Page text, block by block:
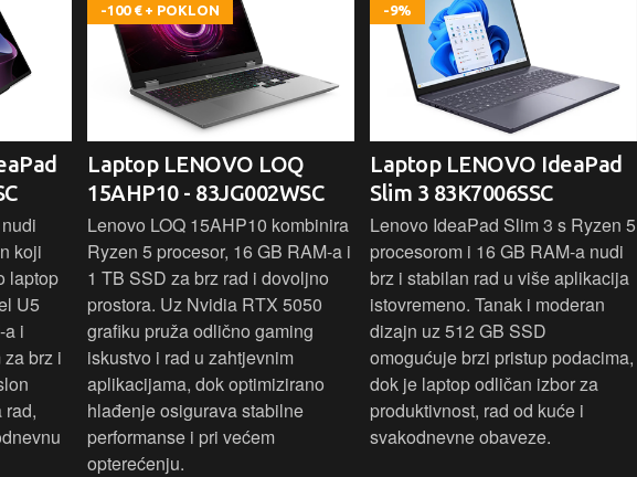
koji
laptop
U5
a i
za brz i
rad,
-100 € + POKLON
Laptop LENOVO LOQ
15AHP10 - 83JG002WSC
Lenovo LOQ 15AHP10 kombinira
Ryzen 5 procesor, 16 GB RAM-a i
1 TB SSD za brz rad i dovoljno
prostora. Uz Nvidia RTX 5050
grafiku pruža odlično gaming
iskustvo i rad u zahtjevnim
aplikacijama, dok optimizirano
hlađenje osigurava stabilne
performanse i pri većem
opterećenju.
-9%
Laptop LENOVO IdeaPad
Slim 3 83K7006SSC
Lenovo IdeaPad Slim 3 s Ryzen 5
procesorom i 16 GB RAM-a nudi
brz i stabilan rad u više aplikacija
istovremeno. Tanak i moderan
dizajn uz 512 GB SSD
omogućuje brzi pristup podacima,
dok je laptop odličan izbor za
produktivnost, rad od kuće i
svakodnevne obaveze.